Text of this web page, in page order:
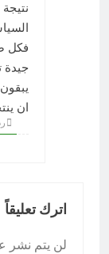
فكل
جيدة
ان
اترك تعليقاً
لن يتم نشر